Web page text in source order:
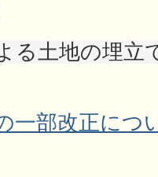
る土地の埋立
一部改正につ